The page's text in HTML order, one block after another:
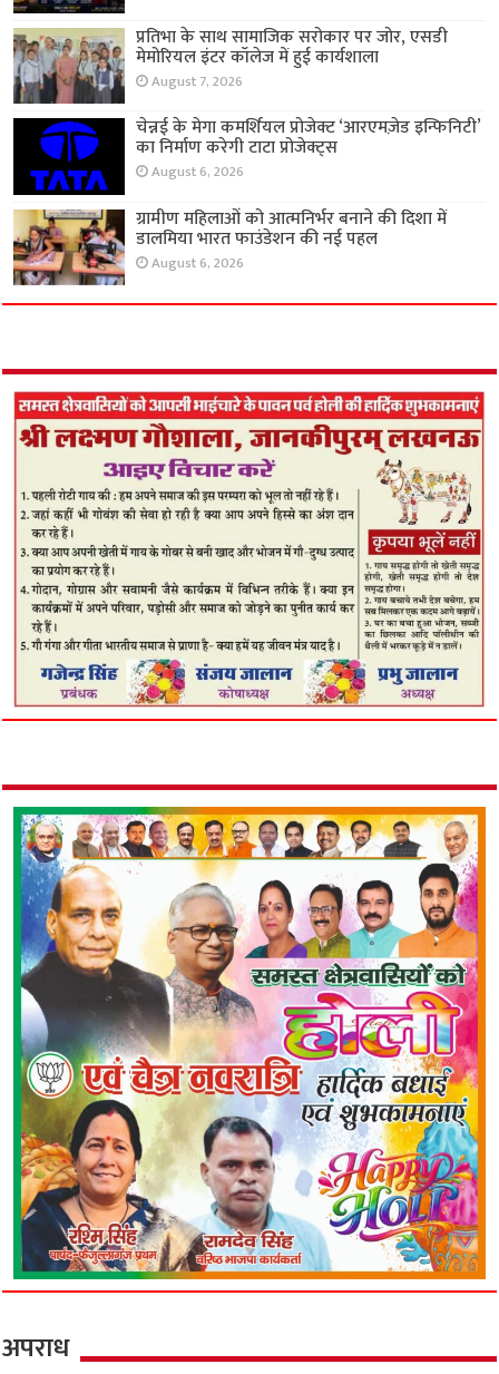
प्रतिभा के साथ सामाजिक सरोकार पर जोर, एसडी
मेमोरियल इंटर कॉलेज में हुई कार्यशाला
August 7, 2026
चेन्नई के मेगा कमर्शियल प्रोजेक्ट ‘आरएमज़ेड इन्फिनिटी’
का निर्माण करेगी टाटा प्रोजेक्ट्स
August 6, 2026
ग्रामीण महिलाओं को आत्मनिर्भर बनाने की दिशा में
डालमिया भारत फाउंडेशन की नई पहल
August 6, 2026
अपराध